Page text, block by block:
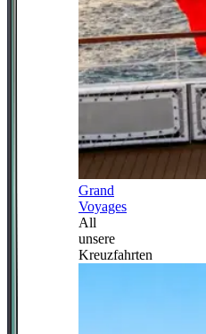
Grand
Voyages
All
unsere
Kreuzfahrten